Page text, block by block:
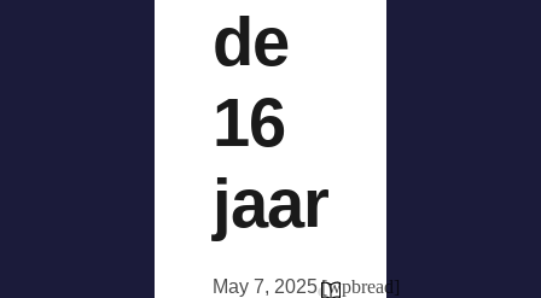
de
16
jaar
May 7, 2025[wpbread]